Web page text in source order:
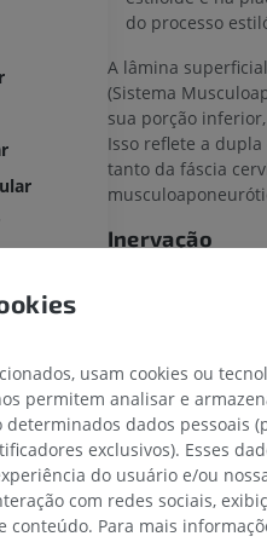
do processo
A lâmina
(Sistema
sua porção
Isso reflete a
tanto da fáscia
Inervação
mandibular do
ínfero-anterior.
sensitiva visceral
Importância
fáscia parotídea
SUPERIOR
usam cookies ou
permitem analisar e
dados pessoais
exclusivos). Esses
do usuário e/ou
com redes sociais,
conteúdo. Para mais